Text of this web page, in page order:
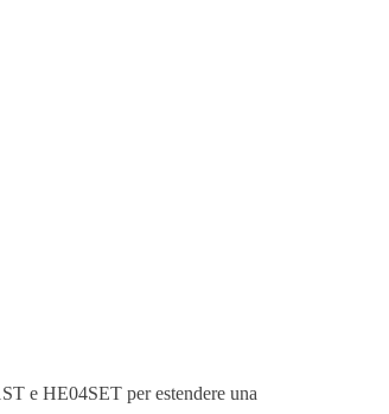
e HE04SET per estendere una